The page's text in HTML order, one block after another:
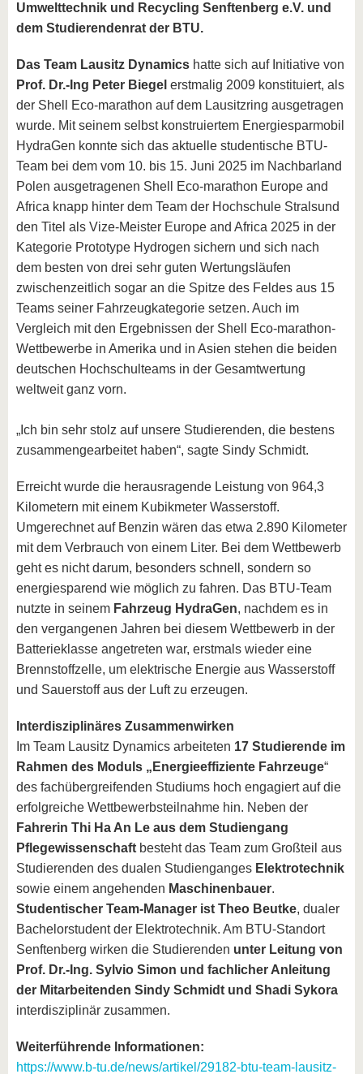
Umwelttechnik und Recycling Senftenberg e.V. und
dem Studierendenrat der BTU.
Das Team Lausitz Dynamics hatte sich auf Initiative von
Prof. Dr.-Ing Peter Biegel erstmalig 2009 konstituiert, als
der Shell Eco-marathon auf dem Lausitzring ausgetragen
wurde. Mit seinem selbst konstruiertem Energiesparmobil
HydraGen konnte sich das aktuelle studentische BTU-
Team bei dem vom 10. bis 15. Juni 2025 im Nachbarland
Polen ausgetragenen Shell Eco-marathon Europe and
Africa knapp hinter dem Team der Hochschule Stralsund
den Titel als Vize-Meister Europe and Africa 2025 in der
Kategorie Prototype Hydrogen sichern und sich nach
dem besten von drei sehr guten Wertungsläufen
zwischenzeitlich sogar an die Spitze des Feldes aus 15
Teams seiner Fahrzeugkategorie setzen. Auch im
Vergleich mit den Ergebnissen der Shell Eco-marathon-
Wettbewerbe in Amerika und in Asien stehen die beiden
deutschen Hochschulteams in der Gesamtwertung
weltweit ganz vorn.
„Ich bin sehr stolz auf unsere Studierenden, die bestens
zusammengearbeitet haben“, sagte Sindy Schmidt.
Erreicht wurde die herausragende Leistung von 964,3
Kilometern mit einem Kubikmeter Wasserstoff.
Umgerechnet auf Benzin wären das etwa 2.890 Kilometer
mit dem Verbrauch von einem Liter. Bei dem Wettbewerb
geht es nicht darum, besonders schnell, sondern so
energiesparend wie möglich zu fahren. Das BTU-Team
nutzte in seinem Fahrzeug HydraGen, nachdem es in
den vergangenen Jahren bei diesem Wettbewerb in der
Batterieklasse angetreten war, erstmals wieder eine
Brennstoffzelle, um elektrische Energie aus Wasserstoff
und Sauerstoff aus der Luft zu erzeugen.
Interdisziplinäres Zusammenwirken
Im Team Lausitz Dynamics arbeiteten 17 Studierende im
Rahmen des Moduls „Energieeffiziente Fahrzeuge“
des fachübergreifenden Studiums hoch engagiert auf die
erfolgreiche Wettbewerbsteilnahme hin. Neben der
Fahrerin Thi Ha An Le aus dem Studiengang
Pflegewissenschaft besteht das Team zum Großteil aus
Studierenden des dualen Studienganges Elektrotechnik
sowie einem angehenden Maschinenbauer.
Studentischer Team-Manager ist Theo Beutke, dualer
Bachelorstudent der Elektrotechnik. Am BTU-Standort
Senftenberg wirken die Studierenden unter Leitung von
Prof. Dr.-Ing. Sylvio Simon und fachlicher Anleitung
der Mitarbeitenden Sindy Schmidt und Shadi Sykora
interdisziplinär zusammen.
Weiterführende Informationen:
https://www.b-tu.de/news/artikel/29182-btu-team-lausitz-